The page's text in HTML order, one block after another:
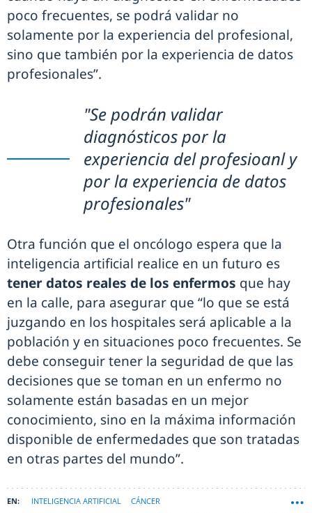
poco frecuentes, se podrá validar no
solamente por la experiencia del profesional,
sino que también por la experiencia de datos
profesionales”.
"Se podrán validar
diagnósticos por la
experiencia del profesioanl y
por la experiencia de datos
profesionales"
Otra función que el oncólogo espera que la
inteligencia artificial realice en un futuro es
tener datos reales de los enfermos que hay
en la calle, para asegurar que “lo que se está
juzgando en los hospitales será aplicable a la
población y en situaciones poco frecuentes. Se
debe conseguir tener la seguridad de que las
decisiones que se toman en un enfermo no
solamente están basadas en un mejor
conocimiento, sino en la máxima información
disponible de enfermedades que son tratadas
en otras partes del mundo”.
INTELIGENCIA ARTIFICIAL CÁNCER